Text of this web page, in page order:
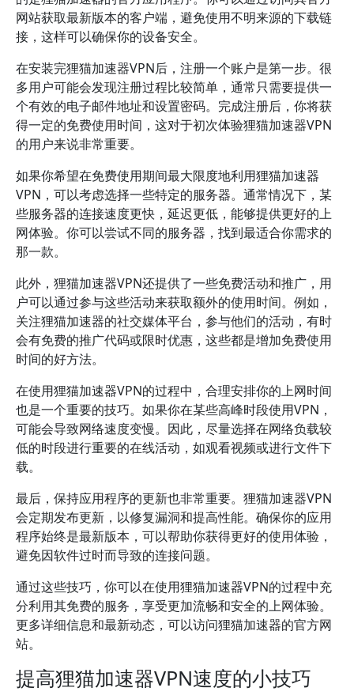
网站获取最新版本的客户端，避免使用不明来源的下载链
接，这样可以确保你的设备安全。
在安装完狸猫加速器VPN后，注册一个账户是第一步。很
多用户可能会发现注册过程比较简单，通常只需要提供一
个有效的电子邮件地址和设置密码。完成注册后，你将获
得一定的免费使用时间，这对于初次体验狸猫加速器VPN
的用户来说非常重要。
如果你希望在免费使用期间最大限度地利用狸猫加速器
VPN，可以考虑选择一些特定的服务器。通常情况下，某
些服务器的连接速度更快，延迟更低，能够提供更好的上
网体验。你可以尝试不同的服务器，找到最适合你需求的
那一款。
此外，狸猫加速器VPN还提供了一些免费活动和推广，用
户可以通过参与这些活动来获取额外的使用时间。例如，
关注狸猫加速器的社交媒体平台，参与他们的活动，有时
会有免费的推广代码或限时优惠，这些都是增加免费使用
时间的好方法。
在使用狸猫加速器VPN的过程中，合理安排你的上网时间
也是一个重要的技巧。如果你在某些高峰时段使用VPN，
可能会导致网络速度变慢。因此，尽量选择在网络负载较
低的时段进行重要的在线活动，如观看视频或进行文件下
载。
最后，保持应用程序的更新也非常重要。狸猫加速器VPN
会定期发布更新，以修复漏洞和提高性能。确保你的应用
程序始终是最新版本，可以帮助你获得更好的使用体验，
避免因软件过时而导致的连接问题。
通过这些技巧，你可以在使用狸猫加速器VPN的过程中充
分利用其免费的服务，享受更加流畅和安全的上网体验。
更多详细信息和最新动态，可以访问狸猫加速器的官方网
站。
提高狸猫加速器VPN速度的小技巧